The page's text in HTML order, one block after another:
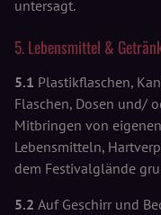
untersagt.
5. Lebensmittel &
5.1 Plastikflaschen,
Flaschen, Dosen und/
Mitbringen von
Lebensmitteln,
dem Festivalglände
5.2 Auf Geschirr und